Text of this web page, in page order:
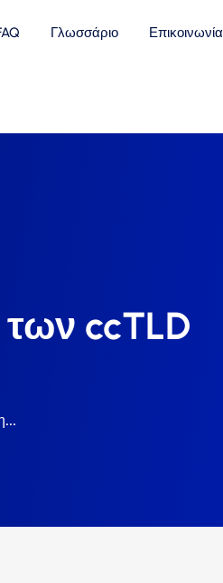
Γλωσσάριο Επικοινωνία
ccTLD